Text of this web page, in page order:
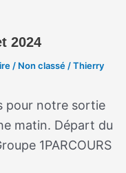
2024
/ Non classé/Thierry
pour notre sortie
matin. Départ du
1PARCOURS